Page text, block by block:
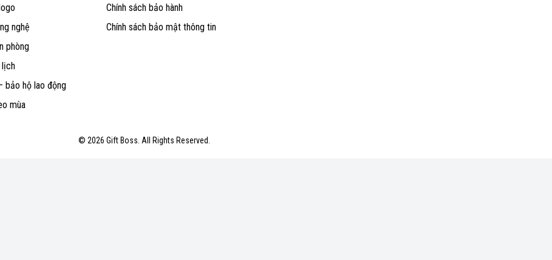
nghệ
phòng
lịch
bảo hộ lao động
mùa
Chính sách bảo hành
Chính sách bảo mật thông tin
© 2026 Gift Boss. All Rights Reserved.